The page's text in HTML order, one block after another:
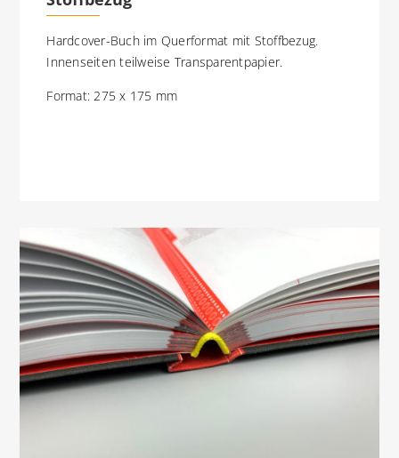
Hardcover-Buch im Querformat mit Stoffbezug.
Innenseiten teilweise Transparentpapier.
Format: 275 x 175 mm